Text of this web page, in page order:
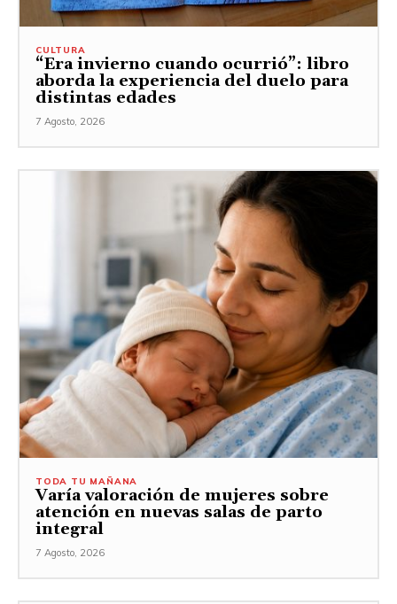
CULTURA
“Era invierno cuando ocurrió”: libro
aborda la experiencia del duelo para
distintas edades
7 Agosto, 2026
TODA TU MAÑANA
Varía valoración de mujeres sobre
atención en nuevas salas de parto
integral
7 Agosto, 2026